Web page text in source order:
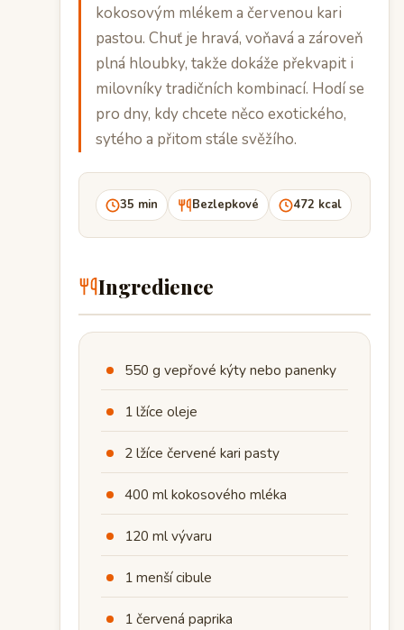
kokosovým mlékem a červenou kari
pastou. Chuť je hravá, voňavá a zároveň
plná hloubky, takže dokáže překvapit i
milovníky tradičních kombinací. Hodí se
pro dny, kdy chcete něco exotického,
sytého a přitom stále svěžího.
35 min Bezlepkové 472 kcal
Ingredience
550 g vepřové kýty nebo panenky
1 lžíce oleje
2 lžíce červené kari pasty
400 ml kokosového mléka
120 ml vývaru
1 menší cibule
1 červená paprika